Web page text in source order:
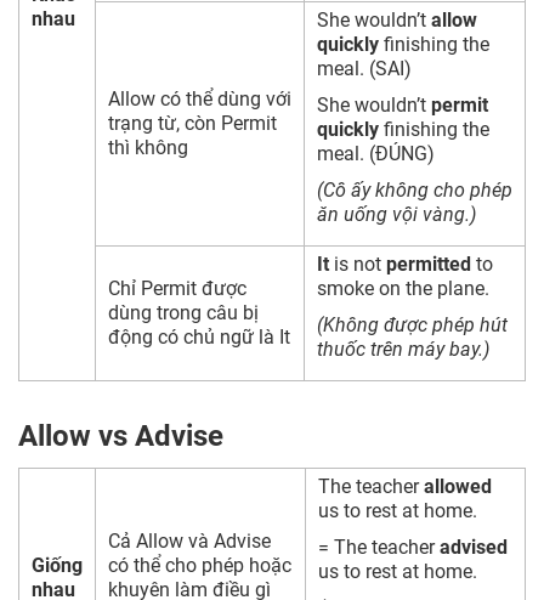
nhau
Allow có thể dùng với
trạng từ, còn Permit
thì không
She wouldn’t allow
quickly finishing the
meal. (SAI)
She wouldn’t permit
quickly finishing the
meal. (ĐÚNG)
(Cô ấy không cho phép
ăn uống vội vàng.)
Chỉ Permit được
dùng trong câu bị
động có chủ ngữ là It
It is not permitted to
smoke on the plane.
(Không được phép hút
thuốc trên máy bay.)
Allow vs Advise
Giống
nhau
Cả Allow và Advise
có thể cho phép hoặc
khuyên làm điều gì
The teacherallowed
us to rest at home.
= The teacheradvised
us to rest at home.